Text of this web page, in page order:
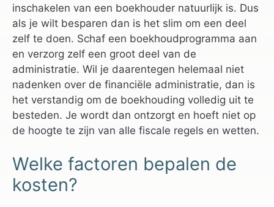
inschakelen van een boekhouder natuurlijk is. Dus
als je wilt besparen dan is het slim om een deel
zelf te doen. Schaf een boekhoudprogramma aan
en verzorg zelf een groot deel van de
administratie. Wil je daarentegen helemaal niet
nadenken over de financiële administratie, dan is
het verstandig om de boekhouding volledig uit te
besteden. Je wordt dan ontzorgt en hoeft niet op
de hoogte te zijn van alle fiscale regels en wetten.
Welke factoren bepalen de
kosten?